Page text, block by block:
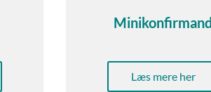
Minikonfirmand
Læs mere her